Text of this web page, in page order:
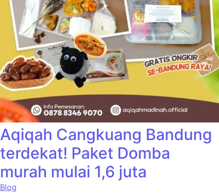
Aqiqah Cangkuang Bandung
terdekat! Paket Domba
murah mulai 1,6 juta
Blog